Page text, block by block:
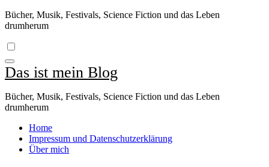
Bücher, Musik, Festivals, Science Fiction und das Leben
drumherum
Das ist mein Blog
Bücher, Musik, Festivals, Science Fiction und das Leben
drumherum
Home
Impressum und Datenschutzerklärung
Über mich